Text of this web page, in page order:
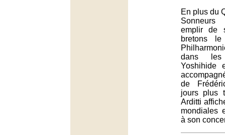
En plus du
Sonneurs
emplir de
bretons
dans
Yoshihide
de
jours plus
Arditti
mondiales
à son